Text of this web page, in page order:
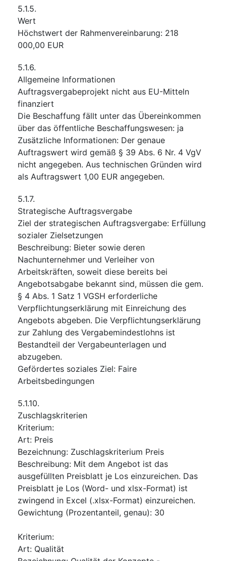
5.1.5.
Wert
Höchstwert der Rahmenvereinbarung: 218
000,00 EUR
5.1.6.
Allgemeine Informationen
Auftragsvergabeprojekt nicht aus EU-Mitteln
finanziert
Die Beschaffung fällt unter das Übereinkommen
über das öffentliche Beschaffungswesen: ja
Zusätzliche Informationen: Der genaue
Auftragswert wird gemäß § 39 Abs. 6 Nr. 4 VgV
nicht angegeben. Aus technischen Gründen wird
als Auftragswert 1,00 EUR angegeben.
5.1.7.
Strategische Auftragsvergabe
Ziel der strategischen Auftragsvergabe: Erfüllung
sozialer Zielsetzungen
Beschreibung: Bieter sowie deren
Nachunternehmer und Verleiher von
Arbeitskräften, soweit diese bereits bei
Angebotsabgabe bekannt sind, müssen die gem.
§ 4 Abs. 1 Satz 1 VGSH erforderliche
Verpflichtungserklärung mit Einreichung des
Angebots abgeben. Die Verpflichtungserklärung
zur Zahlung des Vergabemindestlohns ist
Bestandteil der Vergabeunterlagen und
abzugeben.
Gefördertes soziales Ziel: Faire
Arbeitsbedingungen
5.1.10.
Zuschlagskriterien
Kriterium:
Art: Preis
Bezeichnung: Zuschlagskriterium Preis
Beschreibung: Mit dem Angebot ist das
ausgefüllten Preisblatt je Los einzureichen. Das
Preisblatt je Los (Word- und xlsx-Format) ist
zwingend in Excel (.xlsx-Format) einzureichen.
Gewichtung (Prozentanteil, genau): 30
Kriterium:
Art: Qualität